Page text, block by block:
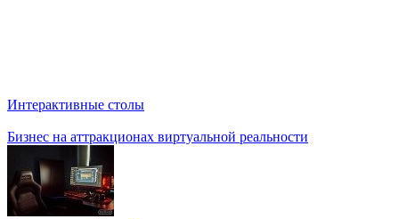
Интерактивные столы
Бизнес на аттракционах виртуальной реальности